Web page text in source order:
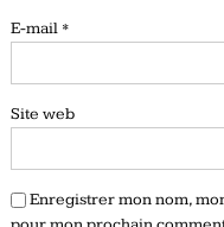
E-mail *
Site web
Enregistrer mon nom,